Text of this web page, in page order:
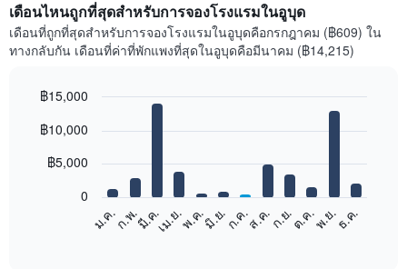
เดือนไหนถูกที่สุดสำหรับการจองโรงแรมในอูบุด
เดือนที่ถูกที่สุดสำหรับการจองโรงแรมในอูบุดคือกรกฎาคม (฿609) ใน
ทางกลับกัน เดือนที่ค่าที่พักแพงที่สุดในอูบุดคือมีนาคม (฿14,215)
chart
graphic.
ม.ค.ก.พ.มี.ค.เม.ย.พ.ค.มิ.ย.ก.ค.ส.ค.ก.ย.ต.ค.พ.ย.ธ.ค.
0
฿5,000
฿10,000
฿15,000